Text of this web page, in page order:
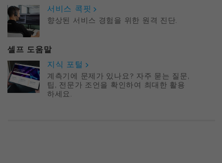
서비스 콕핏
향상된 서비스 경험을 위한 원격 진단.
셀프 도움말
지식 포털
계측기에 문제가 있나요? 자주 묻는 질문,
팁, 전문가 조언을 확인하여 최대한 활용
하세요.